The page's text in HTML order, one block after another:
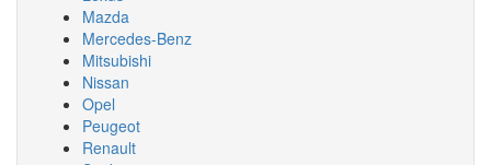
Mazda
Mercedes-Benz
Mitsubishi
Nissan
Opel
Peugeot
Renault